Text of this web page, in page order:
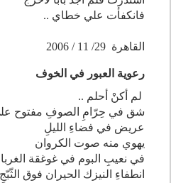
فانكفأت علي خطاي ..
القاهرة 29/ 11 / 2006
رعوية العبور في الخوف
لم أكنْ أحلم ..
شق في حِرّامِ الصوفِ مفتوح
عريض في فضاءِ الليلِ
يهوي منه صوت الكروان
في نعيبِ البوم في غوغقة
انطفاءِ النيزك الحيران فوق